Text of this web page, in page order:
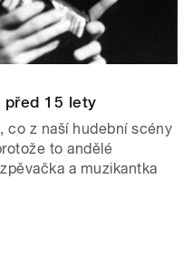
před 15 lety
co z naší hudební scény
to andělé
a muzikantka